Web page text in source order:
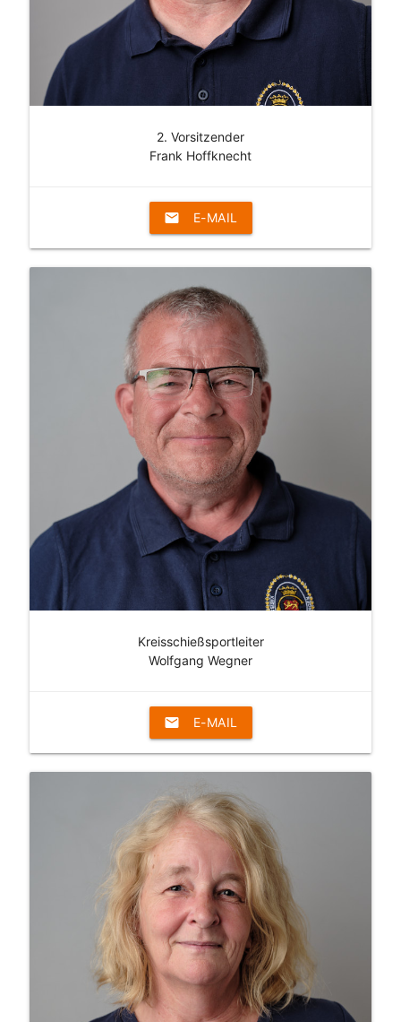
2. Vorsitzender
Frank Hoffknecht
email E-MAIL
Kreisschießsportleiter
Wolfgang Wegner
email E-MAIL